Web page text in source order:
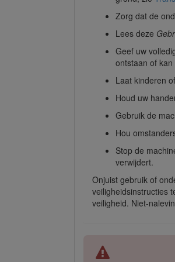
Zorg dat de
Lees deze
Geef uw
ontstaan of
Laat kinderen
Houd uw
Gebruik de
Hou
Stop de
verwijdert.
Onjuist gebruik of
veiligheidsinstructies
veiligheid. Niet-